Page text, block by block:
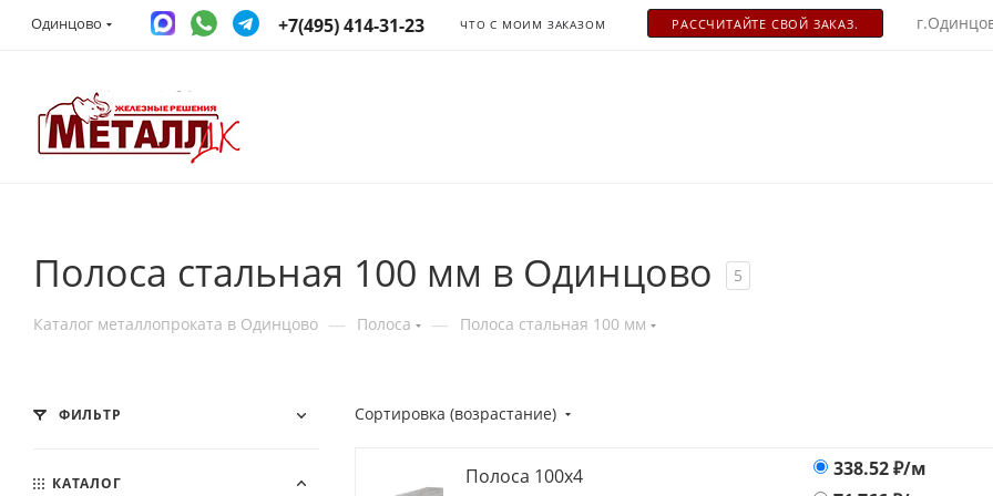
Одинцово +7(495) 414-31-23 ЧТО С МОИМ ЗАКАЗОМ РАСCЧИТАЙТЕ СВОЙ ЗАКАЗ.
Полоса стальная 100 мм в Одинцово 5
Каталог металлопроката в Одинцово — Полоса — Полоса стальная 100 мм
Сортировка (возрастание)
Полоса 100х4 338.52₽/м
ФИЛЬТР
КАТАЛОГ